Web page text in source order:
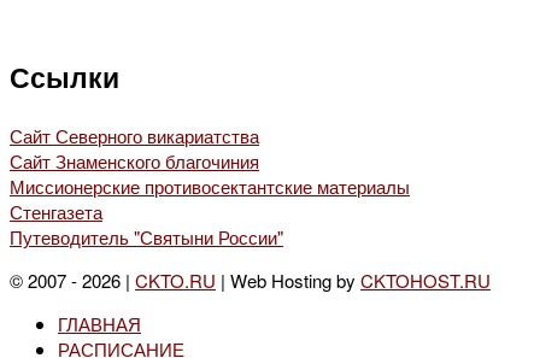
Ссылки
Сайт Северного викариатства
Сайт Знаменского благочиния
Миссионерские противосектантские материалы
Стенгазета
Путеводитель "Святыни России"
© 2007 - 2026 | CKTO.RU | Web Hosting by CKTOHOST.RU
ГЛАВНАЯ
РАСПИСАНИЕ